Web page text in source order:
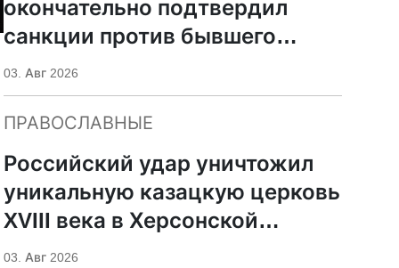
окончательно подтвердил
санкции против бывшего
митрополита УПЦ Иосифа
03. Авг 2026
ПРАВОСЛАВНЫЕ
Российский удар уничтожил
уникальную казацкую церковь
XVIII века в Херсонской
области
03. Авг 2026